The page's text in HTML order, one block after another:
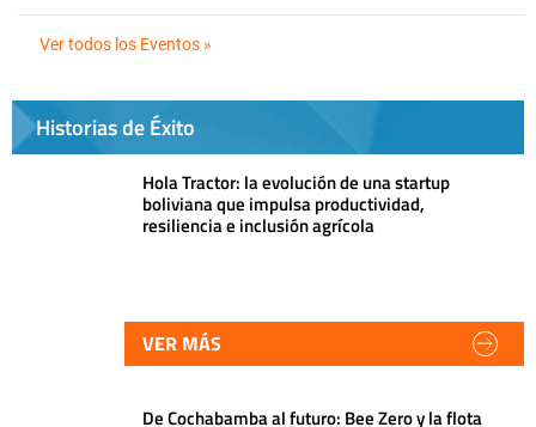
Ver todos los Eventos »
Historias de Éxito
Hola Tractor: la evolución de una startup
boliviana que impulsa productividad,
resiliencia e inclusión agrícola
VER MÁS
De Cochabamba al futuro: Bee Zero y la flota